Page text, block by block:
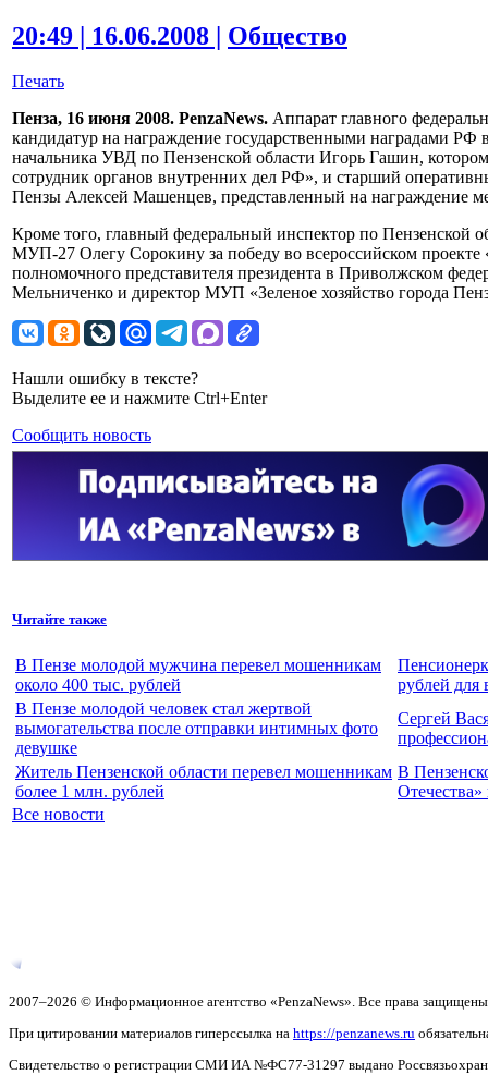
20:49 | 16.06.2008 | Общество
Печать
Пенза, 16 июня 2008. PenzaNews. Аппарат главного
кандидатур на награждение государственными наградами
начальника УВД по Пензенской области Игорь Гашин,
сотрудник органов внутренних дел РФ», и старший
Пензы Алексей Машенцев, представленный на награждение
Кроме того, главный федеральный инспектор по Пензенской
МУП-27 Олегу Сорокину за победу во всероссийском
полномочного представителя президента в Приволжском
Мельниченко и директор МУП «Зеленое хозяйство города
Нашли ошибку в тексте?
Выделите ее и нажмите Ctrl+Enter
Сообщить новость
Читайте также
В Пензе молодой мужчина перевел мошенникам
около 400 тыс. рублей
рублей для
В Пензе молодой человек стал жертвой
вымогательства после отправки интимных фото
девушке
Сергей
Житель Пензенской области перевел мошенникам
более 1 млн. рублей
В
Все новости
2007–2026 © Информационное агентство «PenzaNews». Все права
При цитировании материалов гиперссылка на https://penzanews.ru
Свидетельство о регистрации СМИ ИА №ФС77-31297 выдано